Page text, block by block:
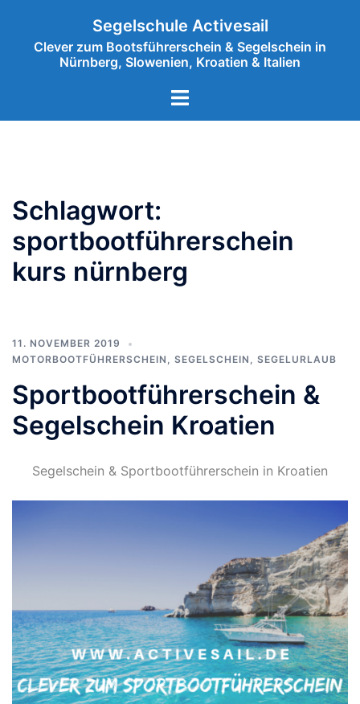
springen
Segelschule Activesail
Clever zum Bootsführerschein & Segelschein in
Nürnberg, Slowenien, Kroatien & Italien
Menü
Schlagwort:
sportbootführerschein
kurs nürnberg
11. NOVEMBER 2019
MOTORBOOTFÜHRERSCHEIN , SEGELSCHEIN , SEGELURLAUB
Sportbootführerschein &
Segelschein Kroatien
Segelschein & Sportbootführerschein in Kroatien